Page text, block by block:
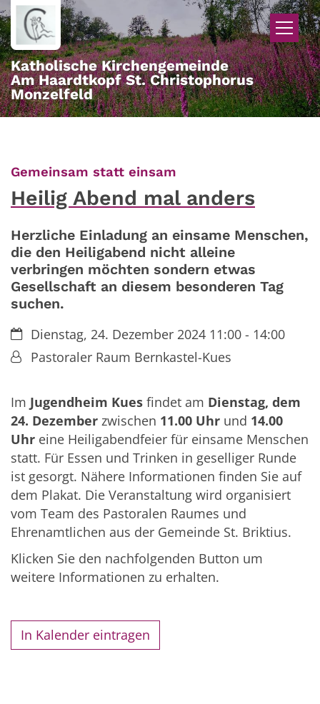
Zum Inhalt springen
Katholische Kirchengemeinde
Am Haardtkopf St. Christophorus
Monzelfeld
Gemeinsam statt einsam
Heilig Abend mal anders
Herzliche Einladung an einsame Menschen,
die den Heiligabend nicht alleine
verbringen möchten sondern etwas
Gesellschaft an diesem besonderen Tag
suchen.
Datum:Dienstag, 24. Dezember 2024 11:00 - 14:00
Von:Pastoraler Raum Bernkastel-Kues
Im Jugendheim Kues findet am Dienstag, dem
24. Dezember zwischen 11.00 Uhr und 14.00
Uhr eine Heiligabendfeier für einsame Menschen
statt. Für Essen und Trinken in geselliger Runde
ist gesorgt. Nähere Informationen finden Sie auf
dem Plakat. Die Veranstaltung wird organisiert
vom Team des Pastoralen Raumes und
Ehrenamtlichen aus der Gemeinde St. Briktius.
Klicken Sie den nachfolgenden Button um
weitere Informationen zu erhalten.
In Kalender eintragen